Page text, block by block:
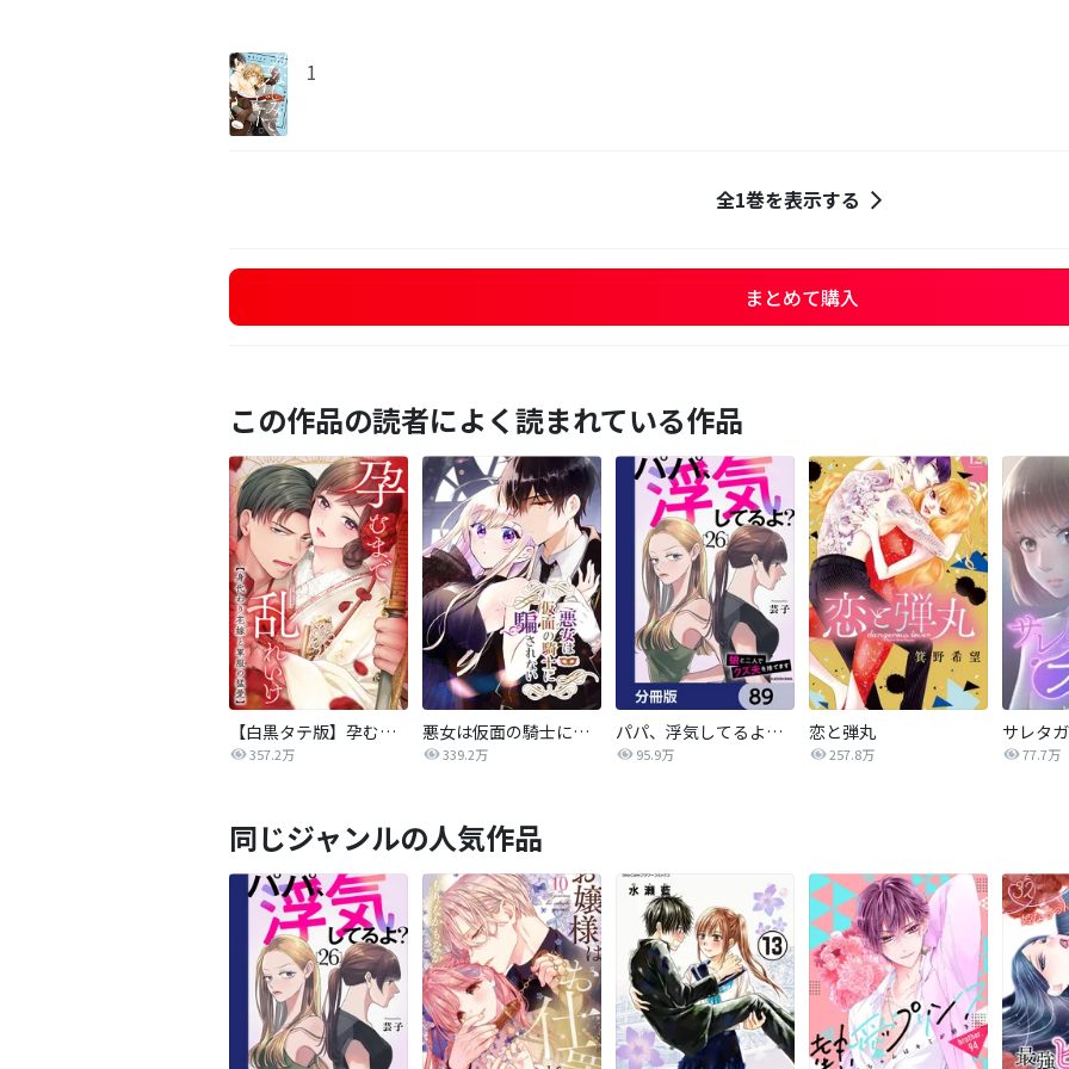
1
全1巻を表示する
まとめて購入
この作品の読者によく読まれている作品
【白黒タテ版】孕むまで乱れいけ～身代わり花嫁と軍服の猛愛
357.2万
悪女は仮面の騎士に騙されない
339.2万
パパ、浮気してるよ？娘と二人でクズ夫を捨てます【分冊版】
95.9万
恋と弾丸
257.8万 77.7万
同じジャンルの人気作品